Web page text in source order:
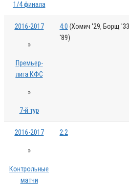
1/4 финала
2016-2017
»
Премьер-
лига КФС
»
7-й тур
4:0 (Хомич '29, Борщ
'89)
2016-2017
»
Контрольные
матчи
2:2